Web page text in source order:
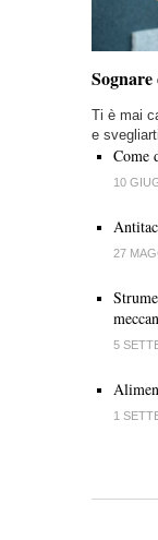
Ti è mai
e
Come
10
27
5
1